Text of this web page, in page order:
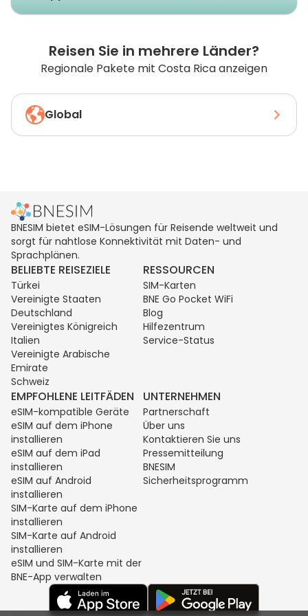
Reisen Sie in mehrere Länder?
Regionale Pakete mit Costa Rica anzeigen
Global
BNESIM bietet eSIM-Lösungen für Reisende weltweit und
sorgt für nahtlose Konnektivität mit Daten- und
Sprachplänen.
BELIEBTE REISEZIELE
Türkei
Vereinigte Staaten
Deutschland
Vereinigtes Königreich
Italien
Vereinigte Arabische
Emirate
Schweiz
RESSOURCEN
SIM-Karten
BNE Go Pocket WiFi
Blog
Hilfezentrum
Service-Status
EMPFOHLENE LEITFÄDEN
eSIM-kompatible Geräte
eSIM auf dem iPhone
installieren
eSIM auf dem iPad
installieren
eSIM auf Android
installieren
SIM-Karte auf dem iPhone
installieren
SIM-Karte auf Android
installieren
eSIM und SIM-Karte mit der
BNE-App verwalten
UNTERNEHMEN
Partnerschaft
Über uns
Kontaktieren Sie uns
Pressemitteilung
BNESIM
Sicherheitsprogramm